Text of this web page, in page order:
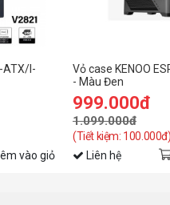
ATX/I-
vào giỏ
Vỏ case KENOO
- Màu Đen
999.000đ
1.099.000đ
(Tiết kiệm: 100.000đ)
Liên hệ